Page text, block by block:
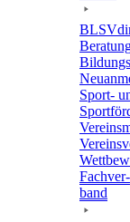
Sport-
Fach­ver­
band